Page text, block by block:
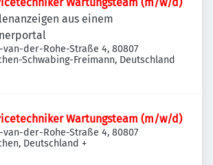
aus einem
van-der-Rohe-Straße 4, 80807
Schwabing-Freimann, Deutschland
Wartungsteam (m/w/d)
van-der-Rohe-Straße 4, 80807
Deutschland +